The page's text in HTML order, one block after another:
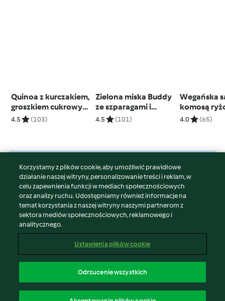
Quinoa z kurczakiem,
groszkiem cukrowym
i dressingiem mango
4.5 (103)
Zielona miska Buddy
ze szparagami i
dzikimi ziołami
4.5 (101)
Wegańska
komosą
4.0 (65)
© Copyright 2026
Warunki korzystania
Polityka prywatności
Disclaimer
Znak wydawcy
Zgłoś treść
Oświadczenie o dostępności
Korzystamy z plików cookie, aby umożliwić prawidłowe
działanie naszej witryny, personalizowanie treści i reklam, w
celu zapewnienia funkcji w mediach społecznościowych
oraz analizy ruchu. Udostępniamy również informacje na
temat korzystania z naszej witryny naszymi partnerom z
sektora mediów społecznościowych, reklamowego i
analitycznego.
Ustawienia plików cookie
Odrzucenie wszystkich